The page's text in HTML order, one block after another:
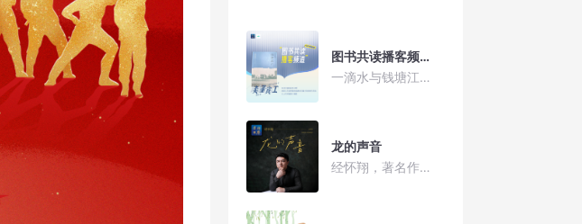
图书共读播客频道丨读懂滨江
一滴水与钱塘江的时代隐喻：讲述书中描绘的生动意象——钱塘江源头的一滴滴水珠，经过蜿蜒曲折的山谷，最终汇聚成钱塘江口滔天的浪潮。微小汇聚伟大，平凡造就辉煌，这正是无数个在滨江奋斗的年轻人，汇聚起实现新蓝图的万千憧憬的生动写照。 未来的产业与创新：重点解读滨江如何建设全球数字经济创新中心。紧盯“中国视谷”“国际零磁科学谷”“中国数谷”产业布局，加快形成新质生产力。坚持“人才带技术、技术变项目、项目融资金、实现产业化”的路径，秉持“不拘一格降人才”和“宽容失败”的理念，全面提升发展原动力。 未来的社会与生活：讲述滨江建设智慧城市标杆的决心，推动5G、物联网在城市管理中的应用，实现“一网通办”和“最多跑一次”。完善教育、医疗、养老等公共服务，建设宜居宜业宜游的现代化城区，增强居民幸福感。 未来的生态与营商环境：描绘绿色低碳的示范区愿景，推动碳达峰、碳中和目标落地；优化营商环境，强化增值服务效能，构建“引得进、迁不走”的产业生态。 未来的国际化形象：建设开放包容的国际化城区，增强全球资源配置能力，吸引国际高端人才、企业和资本，为全球城市发展提供“滨江样板”。
龙的声音
经怀翔，著名作曲家，词作家，音乐制作人。中国共产党员，中国音乐著作权协会会员、浙江省音乐家协会会员、杭州市音乐家协会副秘书长、滨江区音乐家协会副主席兼法定代表人、滨江区新联会理事、滨江区文艺两新发展促进会监事、蒙可艺术创始人兼首席作曲。 代表作：2008年北京奥运歌曲选拔赛入围作品、浙江省最受媒介关注奖《召唤》，杭州G20城市宣传歌曲《品质之城》，受邀创作龙港市歌《祥龙入港》，滨江区国庆七十周年晚会主题曲《我的滨江我的梦》词曲，浙商精神之歌《浙商之歌》词曲，杭州市抗疫歌曲《让爱汇聚》词曲，2022年杭州亚运会主题曲征集十强歌曲《神奇的亚洲》词曲和五十强歌曲《亚运有我更精彩》词曲，2023年11月22日荣获“之江同心.闪耀滨江”最美同心人物,2023年受邀创作杭州市放心消费主题曲暨杭州市中心街道武林街道形象歌曲《心燃武林》词曲，中国大运河申遗成功十周年暨2024“从西兴出发”浙东运河文化周启动仪式主题曲《丝路韵河》词曲（2023年度滨江区文艺精品工程重点扶持项目），滨江区国庆七十五周年晚会主题曲《“青”爱的城》词曲（2024年度滨江区文艺精品工程扶持项目），2025年六月五日世界环境日浙江主场活动开场曲《绿水青山在滨江》词曲作品在滨江奥体中心大莲花首演（2025年度第一批滨江区文艺精品工程扶持项目）。2025年12月19日，为孤独症儿童创作词曲并编剧导演的原创音乐剧《让爱汇聚》首演成功（2023年杭州市文联文艺精品工程扶持项目、2025年度第二批滨江区文艺精品工程扶持项目）,2026年4月11日音乐剧第二场演出圆满成功。音乐剧获得巨大社会影响，省市区三级媒体报道，后面还有不断巡演。2026年上半年创作了纪念中国共产党诞生105周年的纪念歌曲《要令我更坚定》、纪念长征胜利90周年的纪念歌曲《万里长歌》、纪念滨江区建区三十周年的歌曲《三十而立》、以及呼吁台湾回归的歌曲《山海共此时》等重要题材作品，其中《万里长歌》已被杭州市文联、滨江区委宣传部联合推荐给杭州市委宣传部，《三十而立》已被滨江区委宣传部采纳。